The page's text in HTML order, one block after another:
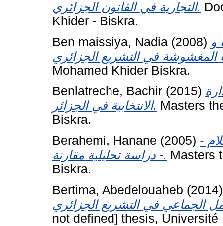
التجارية في القانون الجزائري.
Khider - Biskra.
Ben maissiya, Nadia (2008) و
Mohamed Khider Biskra.
Benlatreche, Bachir (2015)
الانتخابية في الجزائر. Masters
Biskra.
Berahemi, Hanane (2005) -
دراسة تحليلية مقارنة -. Masters
Biskra.
Bertima, Abedelouaheb
not defined] thesis,